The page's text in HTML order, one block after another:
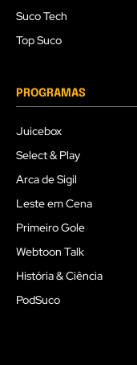
Suco Tech
Top Suco
PROGRAMAS
Juicebox
Select & Play
Arca de Sigil
Leste em Cena
Primeiro Gole
Webtoon Talk
História & Ciência
PodSuco